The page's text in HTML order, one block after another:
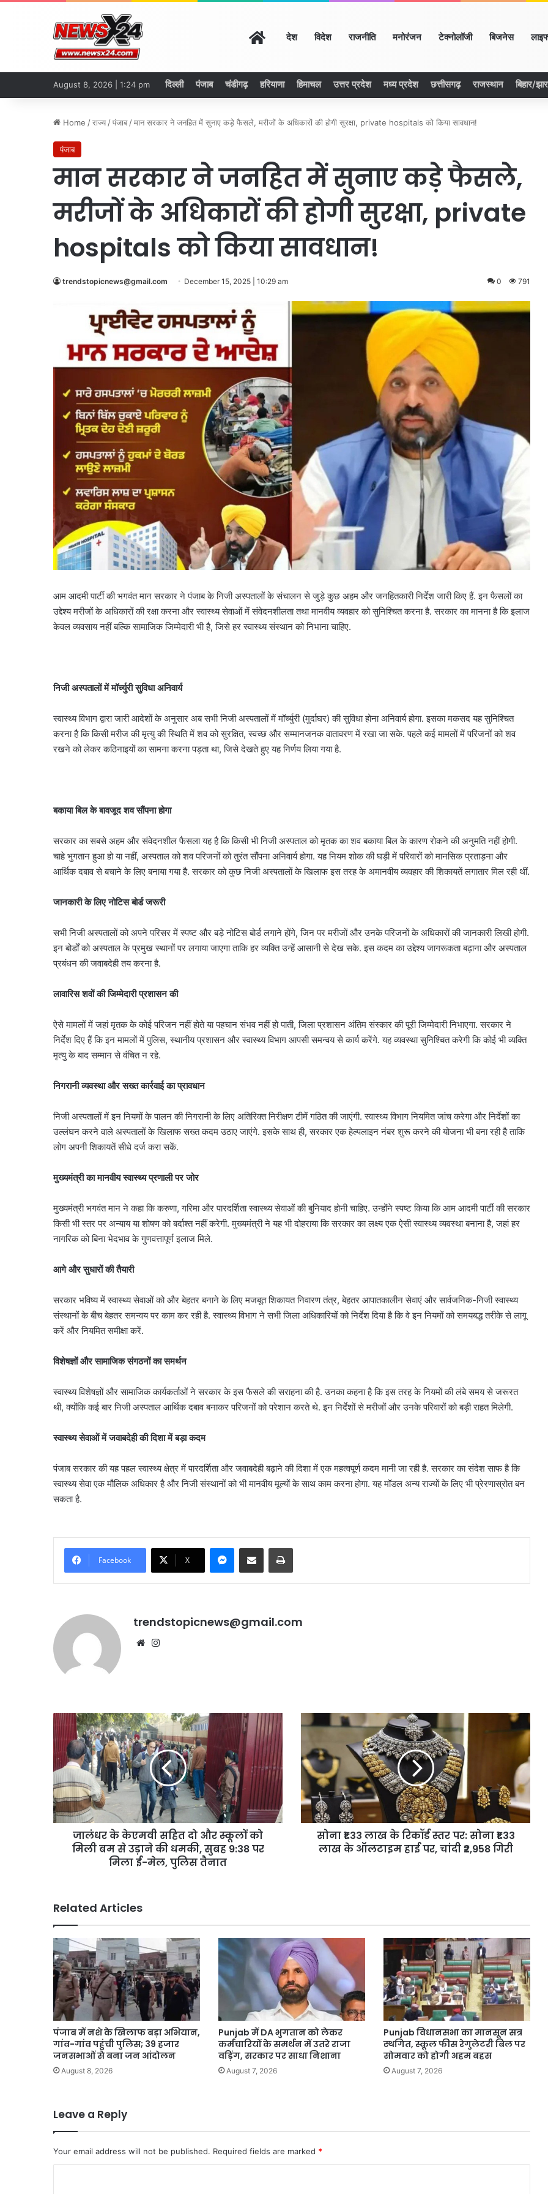
Homeदेश विदेश राजनीति मनोरंजन टेक्नोलॉजी बिजनेस
August 8, 2026 | 1:24 pm दिल्ली पंजाब चंडीगढ़ हरियाणा हिमाचल उत्तर प्रदेश मध्य प्रदेश छत्तीसगढ़ राजस्थान बिहार/
Home /राज्य /पंजाब /मान सरकार ने जनहित में सुनाए कड़े फैसले, मरीजों के अधिकारों की होगी सुरक्षा, private hospitals को किया सावधान!
पंजाब
मान सरकार ने जनहित में सुनाए कड़े फैसले,
मरीजों के अधिकारों की होगी सुरक्षा, private
hospitals को किया सावधान!
trendstopicnews@gmail.com December 15, 2025 | 10:29 am 0 791
आम आदमी पार्टी की भगवंत मान सरकार ने पंजाब के निजी अस्पतालों के संचालन से जुड़े कुछ अहम और जनहितकारी निर्देश जारी किए हैं. इन फैसलों का
उद्देश्य मरीजों के अधिकारों की रक्षा करना और स्वास्थ्य सेवाओं में संवेदनशीलता तथा मानवीय व्यवहार को सुनिश्चित करना है. सरकार का मानना है कि इलाज
केवल व्यवसाय नहीं बल्कि सामाजिक जिम्मेदारी भी है, जिसे हर स्वास्थ्य संस्थान को निभाना चाहिए.
निजी अस्पतालों में मॉर्च्युरी सुविधा अनिवार्य
स्वास्थ्य विभाग द्वारा जारी आदेशों के अनुसार अब सभी निजी अस्पतालों में मॉर्च्युरी (मुर्दाघर) की सुविधा होना अनिवार्य होगा. इसका मकसद यह सुनिश्चित
करना है कि किसी मरीज की मृत्यु की स्थिति में शव को सुरक्षित, स्वच्छ और सम्मानजनक वातावरण में रखा जा सके. पहले कई मामलों में परिजनों को शव
रखने को लेकर कठिनाइयों का सामना करना पड़ता था, जिसे देखते हुए यह निर्णय लिया गया है.
बकाया बिल के बावजूद शव सौंपना होगा
सरकार का सबसे अहम और संवेदनशील फैसला यह है कि किसी भी निजी अस्पताल को मृतक का शव बकाया बिल के कारण रोकने की अनुमति नहीं होगी.
चाहे भुगतान हुआ हो या नहीं, अस्पताल को शव परिजनों को तुरंत सौंपना अनिवार्य होगा. यह नियम शोक की घड़ी में परिवारों को मानसिक प्रताड़ना और
आर्थिक दबाव से बचाने के लिए बनाया गया है. सरकार को कुछ निजी अस्पतालों के खिलाफ इस तरह के अमानवीय व्यवहार की शिकायतें लगातार मिल रही थीं.
जानकारी के लिए नोटिस बोर्ड जरूरी
सभी निजी अस्पतालों को अपने परिसर में स्पष्ट और बड़े नोटिस बोर्ड लगाने होंगे, जिन पर मरीजों और उनके परिजनों के अधिकारों की जानकारी लिखी होगी.
इन बोर्डों को अस्पताल के प्रमुख स्थानों पर लगाया जाएगा ताकि हर व्यक्ति उन्हें आसानी से देख सके. इस कदम का उद्देश्य जागरूकता बढ़ाना और अस्पताल
प्रबंधन की जवाबदेही तय करना है.
लावारिस शवों की जिम्मेदारी प्रशासन की
ऐसे मामलों में जहां मृतक के कोई परिजन नहीं होते या पहचान संभव नहीं हो पाती, जिला प्रशासन अंतिम संस्कार की पूरी जिम्मेदारी निभाएगा. सरकार ने
निर्देश दिए हैं कि इन मामलों में पुलिस, स्थानीय प्रशासन और स्वास्थ्य विभाग आपसी समन्वय से कार्य करेंगे. यह व्यवस्था सुनिश्चित करेगी कि कोई भी व्यक्ति
मृत्यु के बाद सम्मान से वंचित न रहे.
निगरानी व्यवस्था और सख्त कार्रवाई का प्रावधान
निजी अस्पतालों में इन नियमों के पालन की निगरानी के लिए अतिरिक्त निरीक्षण टीमें गठित की जाएंगी. स्वास्थ्य विभाग नियमित जांच करेगा और निर्देशों का
उल्लंघन करने वाले अस्पतालों के खिलाफ सख्त कदम उठाए जाएंगे. इसके साथ ही, सरकार एक हेल्पलाइन नंबर शुरू करने की योजना भी बना रही है ताकि
लोग अपनी शिकायतें सीधे दर्ज करा सकें.
मुख्यमंत्री का मानवीय स्वास्थ्य प्रणाली पर जोर
मुख्यमंत्री भगवंत मान ने कहा कि करुणा, गरिमा और पारदर्शिता स्वास्थ्य सेवाओं की बुनियाद होनी चाहिए. उन्होंने स्पष्ट किया कि आम आदमी पार्टी की सरकार
किसी भी स्तर पर अन्याय या शोषण को बर्दाश्त नहीं करेगी. मुख्यमंत्री ने यह भी दोहराया कि सरकार का लक्ष्य एक ऐसी स्वास्थ्य व्यवस्था बनाना है, जहां हर
नागरिक को बिना भेदभाव के गुणवत्तापूर्ण इलाज मिले.
आगे और सुधारों की तैयारी
सरकार भविष्य में स्वास्थ्य सेवाओं को और बेहतर बनाने के लिए मजबूत शिकायत निवारण तंत्र, बेहतर आपातकालीन सेवाएं और सार्वजनिक-निजी स्वास्थ्य
संस्थानों के बीच बेहतर समन्वय पर काम कर रही है. स्वास्थ्य विभाग ने सभी जिला अधिकारियों को निर्देश दिया है कि वे इन नियमों को समयबद्ध तरीके से लागू
करें और नियमित समीक्षा करें.
विशेषज्ञों और सामाजिक संगठनों का समर्थन
स्वास्थ्य विशेषज्ञों और सामाजिक कार्यकर्ताओं ने सरकार के इस फैसले की सराहना की है. उनका कहना है कि इस तरह के नियमों की लंबे समय से जरूरत
थी, क्योंकि कई बार निजी अस्पताल आर्थिक दबाव बनाकर परिजनों को परेशान करते थे. इन निर्देशों से मरीजों और उनके परिवारों को बड़ी राहत मिलेगी.
स्वास्थ्य सेवाओं में जवाबदेही की दिशा में बड़ा कदम
पंजाब सरकार की यह पहल स्वास्थ्य क्षेत्र में पारदर्शिता और जवाबदेही बढ़ाने की दिशा में एक महत्वपूर्ण कदम मानी जा रही है. सरकार का संदेश साफ है कि
स्वास्थ्य सेवा एक मौलिक अधिकार है और निजी संस्थानों को भी मानवीय मूल्यों के साथ काम करना होगा. यह मॉडल अन्य राज्यों के लिए भी प्रेरणास्रोत बन
सकता है.
Facebook X
Messenger
Share via Email Print
trendstopicnews@gmail.com
Website
जालंधर
के
केएमवी
सहित
दो
और
स्कूलों
को
मिली
9:38
पर
मिला
ई-
मेल,
पुलिस
तैनात
जालंधर के केएमवी सहित दो और स्कूलों को
मिली बम से उड़ाने की धमकी, सुबह 9:38 पर
मिला ई-मेल, पुलिस तैनात
के
रिकॉर्ड
स्तर
पर:
सोना
₹1.33
गिरी
सोना ₹1.33 लाख के रिकॉर्ड स्तर पर: सोना ₹1.33
लाख के ऑलटाइम हाई पर, चांदी ₹2,958 गिरी
Related Articles
पंजाब में नशे के खिलाफ बड़ा अभियान,
गांव-गांव पहुंची पुलिस; 39 हजार
जनसभाओं से बना जन आंदोलन
August 8, 2026
Punjab में DA भुगतान को लेकर
कर्मचारियों के समर्थन में उतरे राजा
वड़िंग, सरकार पर साधा निशाना
August 7, 2026
Punjab विधानसभा का मानसून सत्र
स्थगित, स्कूल फीस रेगुलेटरी बिल पर
सोमवार को होगी अहम बहस
August 7, 2026
Leave a Reply
Your email address will not be published. Required fields are marked *
जली
मामले
में
वर्मा
पर
एसआईटी
सुप्रीम
ने
खारिज
August 7, 2026
जली नकदी मामले में यशवंत वर्मा पर
एसआईटी जांच याचिका सुप्रीम कोर्ट ने
खारिज की
15
साल
पारा;
गुरुग्राम
August 8, 2026
दिल्ली में बारिश ने तोड़ा 15 साल का